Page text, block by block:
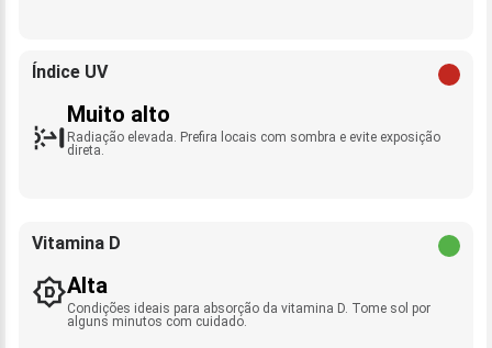
Índice UV
Muito alto
Radiação elevada. Prefira locais com sombra e evite exposição
direta.
Vitamina D
Alta
Condições ideais para absorção da vitamina D. Tome sol por
alguns minutos com cuidado.